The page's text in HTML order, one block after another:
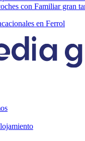
con Familiar gran
en Ferrol